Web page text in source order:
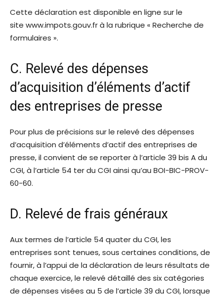
Cette déclaration est disponible en ligne sur le
site www.impots.gouv.fr à la rubrique « Recherche de
formulaires ».
C. Relevé des dépenses
d’acquisition d’éléments d’actif
des entreprises de presse
Pour plus de précisions sur le relevé des dépenses
d’acquisition d’éléments d’actif des entreprises de
presse, il convient de se reporter à l’article 39 bis A du
CGI, à l’article 54 ter du CGI ainsi qu’au BOI-BIC-PROV-
60-60.
D. Relevé de frais généraux
Aux termes de l’article 54 quater du CGI, les
entreprises sont tenues, sous certaines conditions, de
fournir, à l’appui de la déclaration de leurs résultats de
chaque exercice, le relevé détaillé des six catégories
de dépenses visées au 5 de l’article 39 du CGI, lorsque